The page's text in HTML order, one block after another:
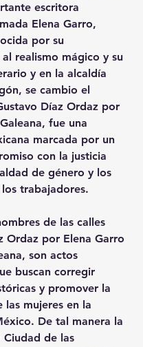
escritora
Elena Garro,
por su
realismo mágico y su
y en la alcaldía
se cambio el
Díaz Ordaz por
fue una
marcada por un
con la justicia
de género y los
trabajadores.
de las calles
Ordaz por Elena Garro
son actos
buscan corregir
y promover la
las mujeres en la
De tal manera la
Ciudad de las